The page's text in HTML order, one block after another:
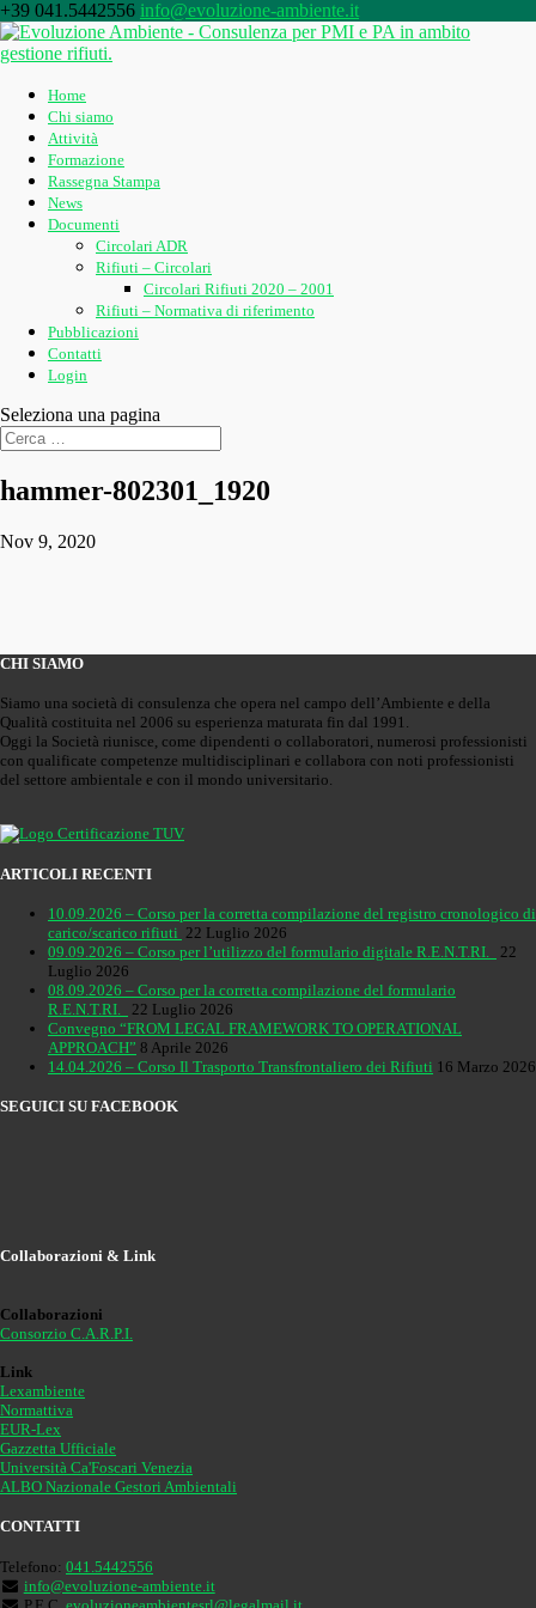
+39 041.5442556 info@evoluzione-ambiente.it
Home
Chi siamo
Attività
Formazione
Rassegna Stampa
News
Documenti
Circolari ADR
Rifiuti – Circolari
Circolari Rifiuti 2020 – 2001
Rifiuti – Normativa di riferimento
Pubblicazioni
Contatti
Login
Seleziona una pagina
hammer-802301_1920
Nov 9, 2020
CHI SIAMO
Siamo una società di consulenza che opera nel campo dell’Ambiente e della
Qualità costituita nel 2006 su esperienza maturata fin dal 1991.
Oggi la Società riunisce, come dipendenti o collaboratori, numerosi professionisti
con qualificate competenze multidisciplinari e collabora con noti professionisti
del settore ambientale e con il mondo universitario.
ARTICOLI RECENTI
10.09.2026 – Corso per la corretta compilazione del registro cronologico di
carico/scarico rifiuti 22 Luglio 2026
09.09.2026 – Corso per l’utilizzo del formulario digitale R.E.N.T.RI.
22
Luglio 2026
08.09.2026 – Corso per la corretta compilazione del formulario
R.E.N.T.RI.
22 Luglio 2026
Convegno “FROM LEGAL FRAMEWORK TO OPERATIONAL
APPROACH” 8 Aprile 2026
14.04.2026 – Corso Il Trasporto Transfrontaliero dei Rifiuti 16 Marzo 2026
SEGUICI SU FACEBOOK
Collaborazioni & Link
Collaborazioni
Consorzio C.A.R.P.I.
Link
Lexambiente
Normattiva
EUR-Lex
Gazzetta Ufficiale
Università Ca'Foscari Venezia
ALBO Nazionale Gestori Ambientali
CONTATTI
Telefono: 041.5442556
info@evoluzione-ambiente.it